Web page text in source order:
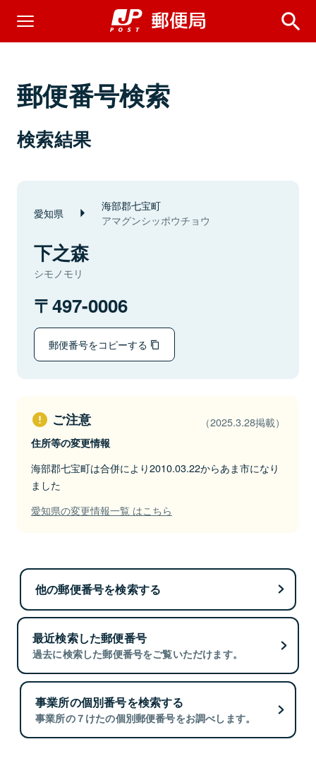
郵便番号検索
検索結果
愛知県 海部郡七宝町
アマグンシッポウチョウ
下之森
シモノモリ
497-0006
郵便番号をコピーする
ご注意 （2025.3.28掲載）
住所等の変更情報
海部郡七宝町は合併により2010.03.22からあま市になり
ました
愛知県の変更情報一覧 はこちら
他の郵便番号を検索する
最近検索した郵便番号
過去に検索した郵便番号をご覧いただけます。
事業所の個別番号を検索する
事業所の７けたの個別郵便番号をお調べします。